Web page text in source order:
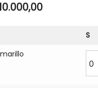
S